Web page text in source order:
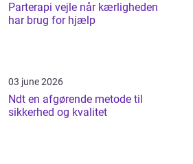
Parterapi vejle når kærligheden
har brug for hjælp
03 june 2026
Ndt en afgørende metode til
sikkerhed og kvalitet